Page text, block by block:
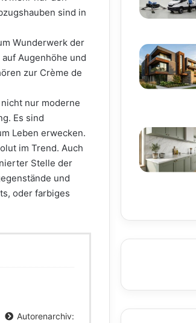
sind in
Wunderwerk der
Augenhöhe und
zur Crème de
nur moderne
Es sind
Leben erwecken.
im Trend. Auch
Stelle der
und
oder farbiges
Autorenarchiv: